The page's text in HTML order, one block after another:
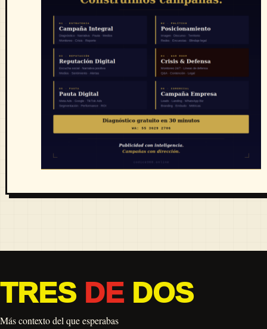
TRES DEDOS
Más contexto del que esperabas